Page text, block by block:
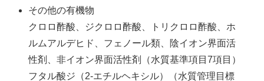
その他の有機物
クロロ酢酸、ジクロロ酢酸、トリクロロ酢酸、ホ
ルムアルデヒド、フェノール類、陰イオン界面活
性剤、非イオン界面活性剤（水質基準項目7項目）
フタル酸ジ（2-エチルヘキシル）（水質管理目標